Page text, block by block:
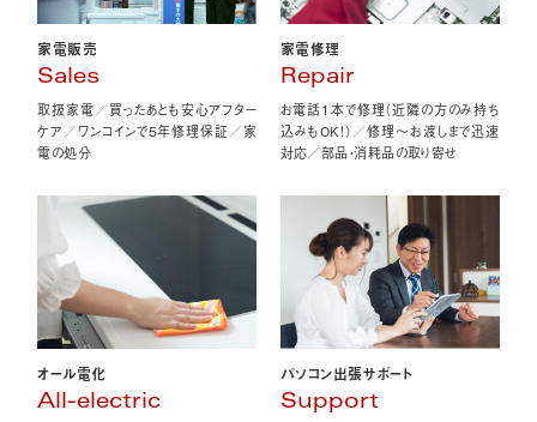
家電販売
Sales
取扱家電／買ったあとも安心アフター
ケア／ワンコインで5年修理保証／家
電の処分
家電修理
Repair
お電話1本で修理（近隣の方のみ持ち
込みもOK！）／修理〜お渡しまで迅速
対応／部品・消耗品の取り寄せ
オール電化
All-electric
パソコン出張サポート
Support